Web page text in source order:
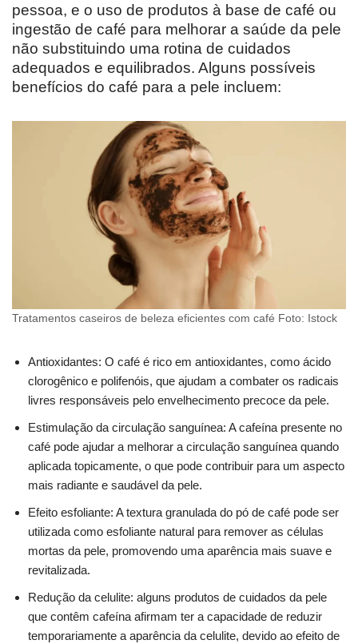
pessoa, e o uso de produtos à base de café ou
ingestão de café para melhorar a saúde da pele
não substituindo uma rotina de cuidados
adequados e equilibrados. Alguns possíveis
benefícios do café para a pele incluem:
Tratamentos caseiros de beleza eficientes com café Foto: Istock
Antioxidantes: O café é rico em antioxidantes, como ácido
clorogênico e polifenóis, que ajudam a combater os radicais
livres responsáveis ​​pelo envelhecimento precoce da pele.
Estimulação da circulação sanguínea: A cafeína presente no
café pode ajudar a melhorar a circulação sanguínea quando
aplicada topicamente, o que pode contribuir para um aspecto
mais radiante e saudável da pele.
Efeito esfoliante: A textura granulada do pó de café pode ser
utilizada como esfoliante natural para remover as células
mortas da pele, promovendo uma aparência mais suave e
revitalizada.
Redução da celulite: alguns produtos de cuidados da pele
que contêm cafeína afirmam ter a capacidade de reduzir
temporariamente a aparência da celulite, devido ao efeito de